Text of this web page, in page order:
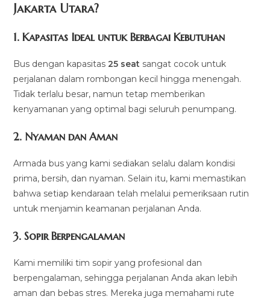
Jakarta Utara?
1. Kapasitas Ideal untuk Berbagai Kebutuhan
Bus dengan kapasitas 25 seat sangat cocok untuk
perjalanan dalam rombongan kecil hingga menengah.
Tidak terlalu besar, namun tetap memberikan
kenyamanan yang optimal bagi seluruh penumpang.
2. Nyaman dan Aman
Armada bus yang kami sediakan selalu dalam kondisi
prima, bersih, dan nyaman. Selain itu, kami memastikan
bahwa setiap kendaraan telah melalui pemeriksaan rutin
untuk menjamin keamanan perjalanan Anda.
3. Sopir Berpengalaman
Kami memiliki tim sopir yang profesional dan
berpengalaman, sehingga perjalanan Anda akan lebih
aman dan bebas stres. Mereka juga memahami rute